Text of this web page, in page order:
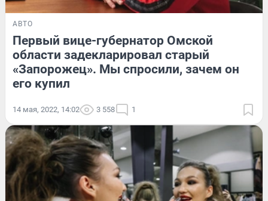
АВТО
Первый вице-губернатор Омской
области задекларировал старый
«Запорожец». Мы спросили, зачем он
его купил
14 мая, 2022, 14:02 3 558 1